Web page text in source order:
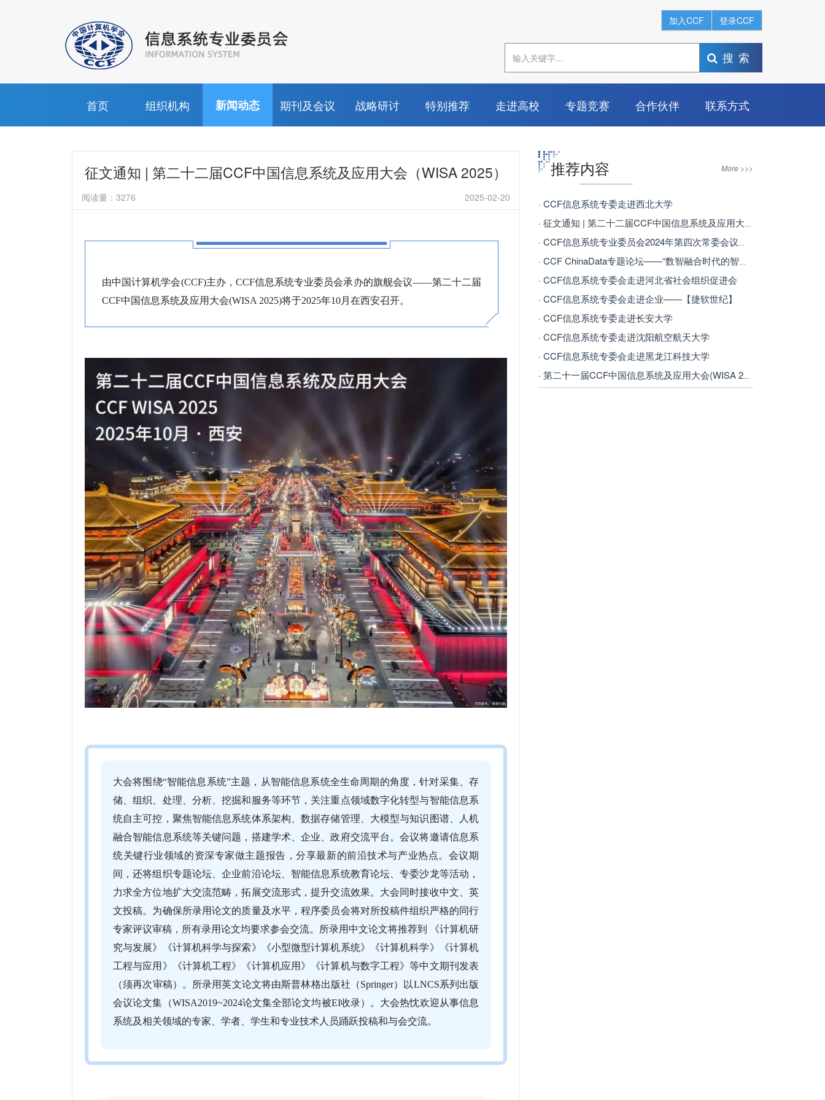
加入CCF 登录CCF
搜索
首页 组织机构 新闻动态 期刊及会议 战略研讨 特别推荐 走进高校 专题竞赛 合作伙伴 联系方式
征文通知 | 第二十二届CCF中国信息系统及应用大会（WISA 2025）
阅读量： 3276 2025-02-20
由中国计算机学会(CCF)主办，CCF信息系统专业委员会承办的旗舰会议——第二十二届
CCF中国信息系统及应用大会(WISA 2025)将于2025年10月在西安召开。
大会将围绕“智能信息系统”主题，从智能信息系统全生命周期的角度，针对采集、存
储、组织、处理、分析、挖掘和服务等环节，关注重点领域数字化转型与智能信息系
统自主可控，聚焦智能信息系统体系架构、数据存储管理、大模型与知识图谱、人机
融合智能信息系统等关键问题，搭建学术、企业、政府交流平台。会议将邀请信息系
统关键行业领域的资深专家做主题报告，分享最新的前沿技术与产业热点。会议期
间，还将组织专题论坛、企业前沿论坛、智能信息系统教育论坛、专委沙龙等活动，
力求全方位地扩大交流范畴，拓展交流形式，提升交流效果。大会同时接收中文、英
文投稿。为确保所录用论文的质量及水平，程序委员会将对所投稿件组织严格的同行
专家评议审稿，所有录用论文均要求参会交流。所录用中文论文将推荐到 《计算机研
究与发展》《计算机科学与探索》《小型微型计算机系统》《计算机科学》《计算机
工程与应用》《计算机工程》《计算机应用》《计算机与数字工程》等中文期刊发表
（须再次审稿）。所录用英文论文将由斯普林格出版社（Springer）以LNCS系列出版
会议论文集（WISA2019~2024论文集全部论文均被EI收录）。大会热忱欢迎从事信息
系统及相关领域的专家、学者、学生和专业技术人员踊跃投稿和与会交流。
推荐内容 More >>>
· CCF信息系统专委走进西北大学
· 征文通知 | 第二十二届CCF中国信息系统及应用大会（WISA 2025）
· CCF信息系统专业委员会2024年第四次常委会议成功召开
· CCF ChinaData专题论坛——“数智融合时代的智能信息系统”在海南博鳌成功举办
· CCF信息系统专委会走进河北省社会组织促进会
· CCF信息系统专委会走进企业——【捷软世纪】
· CCF信息系统专委走进长安大学
· CCF信息系统专委走进沈阳航空航天大学
· CCF信息系统专委会走进黑龙江科技大学
· 第二十一届CCF中国信息系统及应用大会(WISA 2024)在银川成功举办